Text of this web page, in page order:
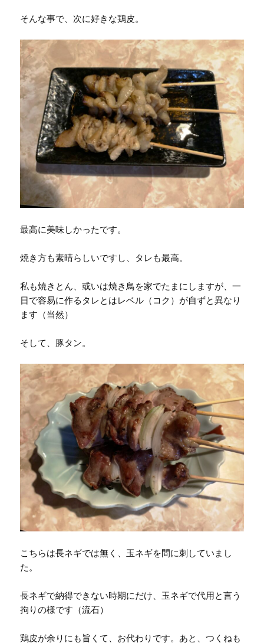
そんな事で、次に好きな鶏皮。
最高に美味しかったです。
焼き方も素晴らしいですし、タレも最高。
私も焼きとん、或いは焼き鳥を家でたまにしますが、一
日で容易に作るタレとはレベル（コク）が自ずと異なり
ます（当然）
そして、豚タン。
こちらは長ネギでは無く、玉ネギを間に刺していまし
た。
長ネギで納得できない時期にだけ、玉ネギで代用と言う
拘りの様です（流石）
鶏皮が余りにも旨くて、お代わりです。あと、つくねも